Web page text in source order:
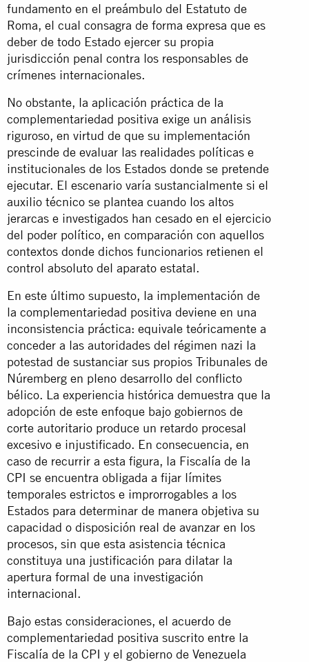
fundamento en el preámbulo del Estatuto de
Roma, el cual consagra de forma expresa que es
deber de todo Estado ejercer su propia
jurisdicción penal contra los responsables de
crímenes internacionales.
No obstante, la aplicación práctica de la
complementariedad positiva exige un análisis
riguroso, en virtud de que su implementación
prescinde de evaluar las realidades políticas e
institucionales de los Estados donde se pretende
ejecutar. El escenario varía sustancialmente si el
auxilio técnico se plantea cuando los altos
jerarcas e investigados han cesado en el ejercicio
del poder político, en comparación con aquellos
contextos donde dichos funcionarios retienen el
control absoluto del aparato estatal.
En este último supuesto, la implementación de
la complementariedad positiva deviene en una
inconsistencia práctica: equivale teóricamente a
conceder a las autoridades del régimen nazi la
potestad de sustanciar sus propios Tribunales de
Núremberg en pleno desarrollo del conflicto
bélico. La experiencia histórica demuestra que la
adopción de este enfoque bajo gobiernos de
corte autoritario produce un retardo procesal
excesivo e injustificado. En consecuencia, en
caso de recurrir a esta figura, la Fiscalía de la
CPI se encuentra obligada a fijar límites
temporales estrictos e improrrogables a los
Estados para determinar de manera objetiva su
capacidad o disposición real de avanzar en los
procesos, sin que esta asistencia técnica
constituya una justificación para dilatar la
apertura formal de una investigación
internacional.
Bajo estas consideraciones, el acuerdo de
complementariedad positiva suscrito entre la
Fiscalía de la CPI y el gobierno de Venezuela